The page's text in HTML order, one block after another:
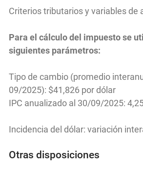
Criterios tributarios y variables de
Para el cálculo del impuesto se
siguientes parámetros:
Tipo de cambio (promedio
09/2025): $41,826 por dólar
IPC anualizado al 30/09/2025:
Incidencia del dólar: variación
Otras disposiciones